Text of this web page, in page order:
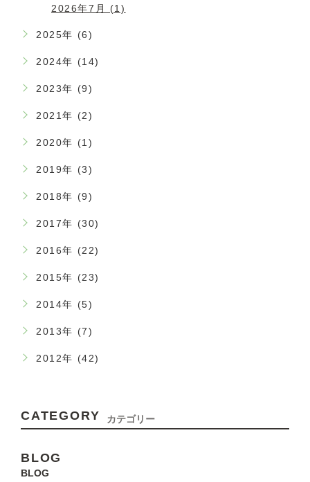
2026年7月 (1)
2025年 (6)
2024年 (14)
2023年 (9)
2021年 (2)
2020年 (1)
2019年 (3)
2018年 (9)
2017年 (30)
2016年 (22)
2015年 (23)
2014年 (5)
2013年 (7)
2012年 (42)
CATEGORY カテゴリー
BLOG
BLOG